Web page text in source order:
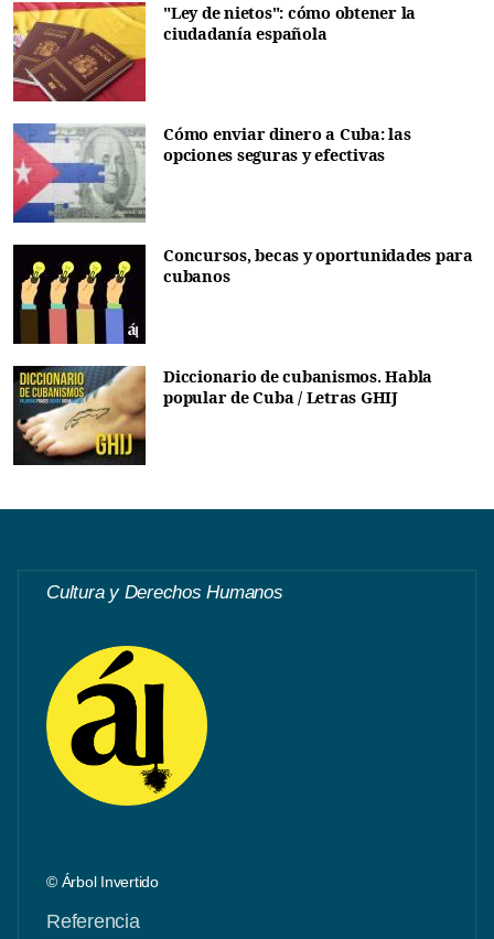
"Ley de nietos": cómo obtener la
ciudadanía española
Cómo enviar dinero a Cuba: las
opciones seguras y efectivas
Concursos, becas y oportunidades para
cubanos
Diccionario de cubanismos. Habla
popular de Cuba / Letras GHIJ
Cultura y Derechos Humanos
© Árbol Invertido
Referencia